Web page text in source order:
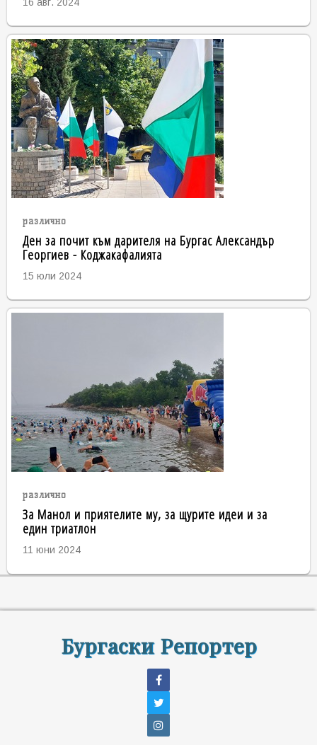
различно
Ден за почит към дарителя на Бургас Александър
Георгиев - Коджакафалията
15 юли 2024
различно
За Манол и приятелите му, за щурите идеи и за
един триатлон
11 юни 2024
Бургаски Репортер